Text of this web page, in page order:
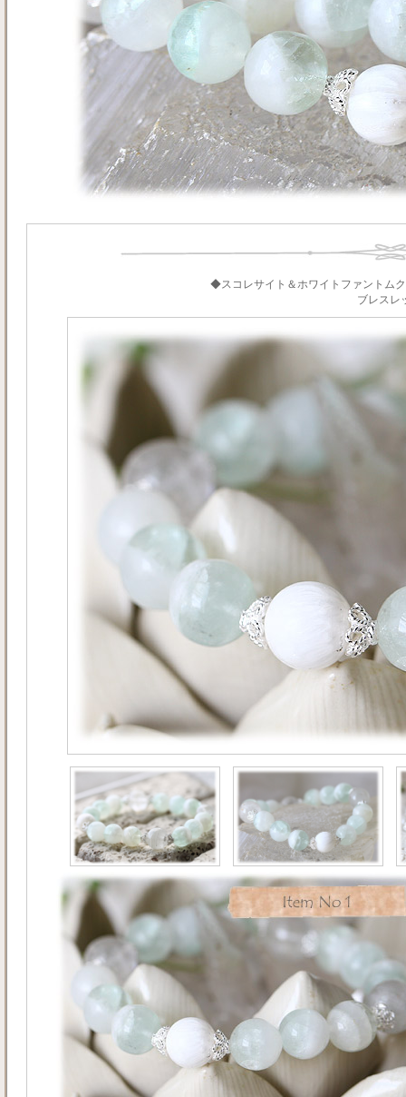
◆スコレサイト＆ホワイトファントム
ブレスレ